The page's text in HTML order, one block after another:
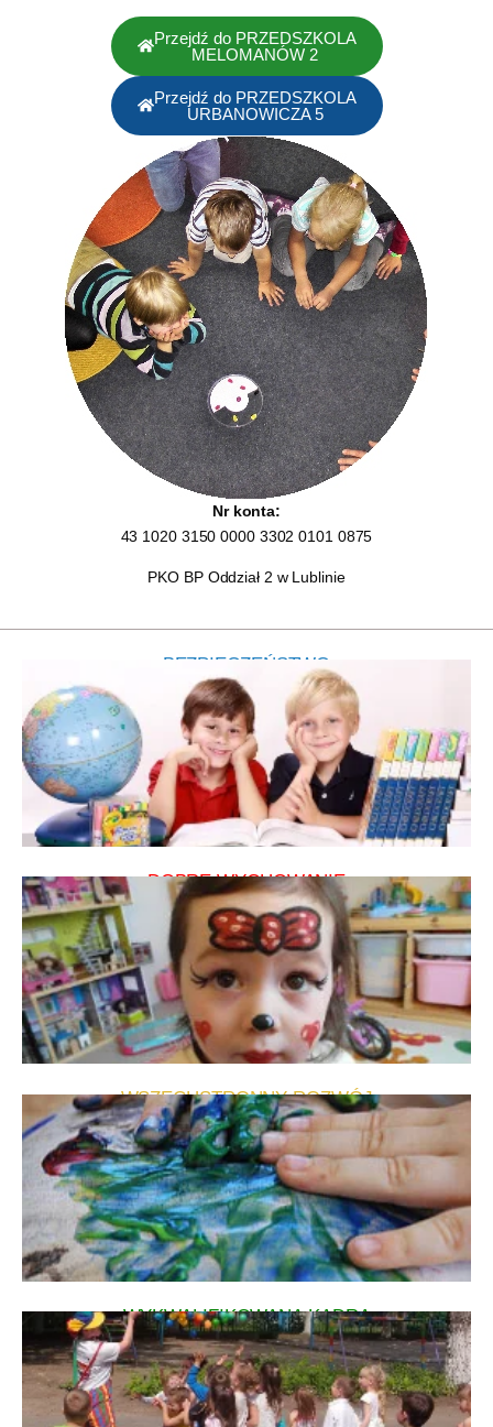
Przejdź do PRZEDSZKOLA
MELOMANÓW 2
Przejdź do PRZEDSZKOLA
URBANOWICZA 5
Nr konta:
43 1020 3150 0000 3302 0101 0875
PKO BP Oddział 2 w Lublinie
BEZPIECZEŃSTWO
DOBRE WYCHOWANIE
WSZECHSTRONNY ROZWÓJ
WYKWALIFIKOWANA KADRA